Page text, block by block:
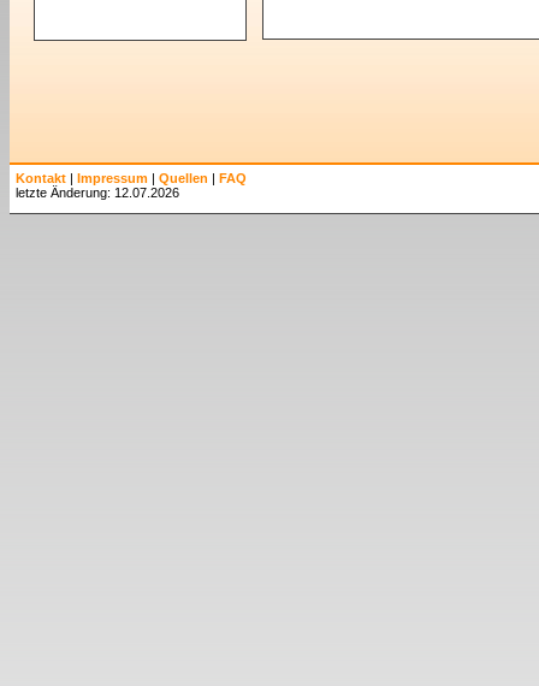
Kontakt | Impressum | Quellen | FAQ
letzte Änderung: 12.07.2026